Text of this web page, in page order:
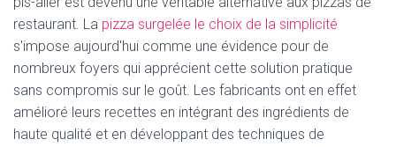
restaurant. La pizza surgelée le choix de la simplicité
s'impose aujourd'hui comme une évidence pour de
nombreux foyers qui apprécient cette solution pratique
sans compromis sur le goût. Les fabricants ont en effet
amélioré leurs recettes en intégrant des ingrédients de
haute qualité et en développant des techniques de